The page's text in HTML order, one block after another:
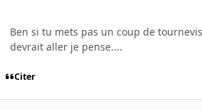
Ben si tu mets pas un coup de
devrait aller je pense....
Citer